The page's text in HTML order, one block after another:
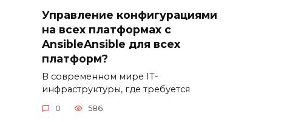
Управление конфигурациями
на всех платформах с
AnsibleAnsible для всех
платформ?
В современном мире IT-
инфраструктуры, где требуется
0 586